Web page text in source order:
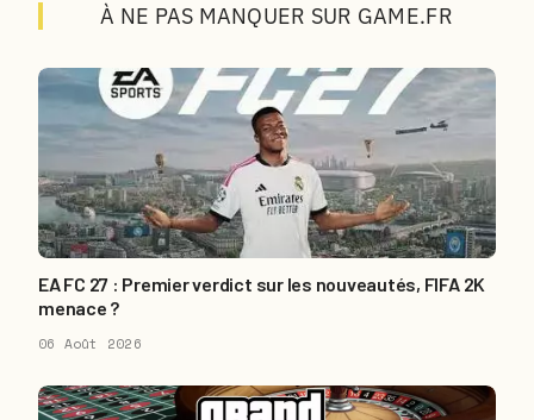
À NE PAS MANQUER SUR GAME.FR
EA FC 27 : Premier verdict sur les nouveautés, FIFA 2K
menace ?
06 Août 2026